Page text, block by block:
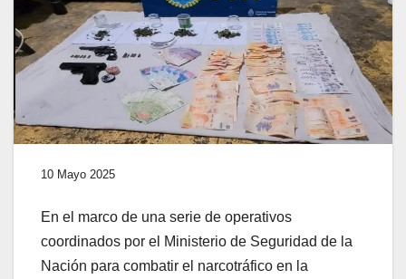
10 Mayo 2025
En el marco de una serie de operativos
coordinados por el Ministerio de Seguridad de la
Nación para combatir el narcotráfico en la